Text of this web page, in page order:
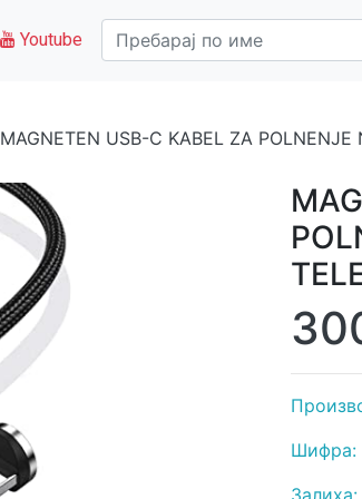
Youtube
MAGNETEN USB-C KABEL ZA
Шифра:
Залиха: